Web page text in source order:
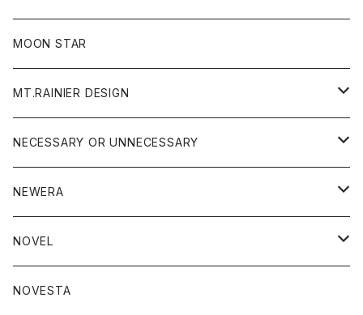
フリース
ジャケット
ニット
パンツ
帽子
MOON STAR
MT.RAINIER DESIGN
アウター
コート
ジャケット
アクセサリー
バッグ
グッズ
ウォレット
トップス
NECESSARY OR UNNECESSARY
アウター
コート
ジャケット
アクセサリー
バッグ
グッズ
NEWERA
帽子
NOVEL
トップス
NOVESTA